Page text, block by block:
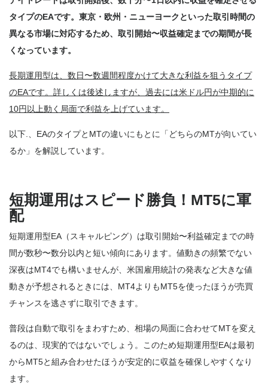
タイプのEAです。東京・欧州・ニューヨークといった取引時間の
異なる市場に対応するため、取引開始〜収益確定までの期間が長
くなっています。
長期運用型は、数日〜数週間程度かけて大きな利益を狙うタイプ
のEAです。詳しくは後述しますが、過去には米ドル円が中期的に
10円以上動く局面で利益を上げています。
以下.、EAのタイプとMTの違いにもとに「どちらのMTが向いてい
るか」を解説しています。
短期運用はスピード勝負！MT5に軍
配
短期運用型EA（スキャルピング）は取引開始〜利益確定までの時
間が数秒〜数分以内と短い傾向にあります。値動きの頻繁でない
深夜はMT4でも構いませんが、米国雇用統計の発表など大きな値
動きが予想されるときには、MT4よりもMT5を使ったほうが売買
チャンスを逃さずに取引できます。
普段は自動で取引をまわすため、相場の局面に合わせてMTを変え
るのは、現実的ではないでしょう。このため短期運用型EAは最初
からMT5と組み合わせたほうが安定的に収益を確保しやすくなり
ます。